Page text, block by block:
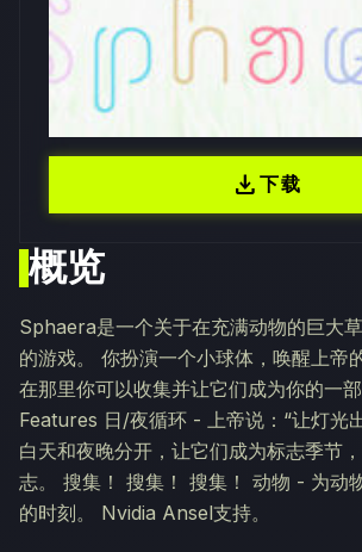
概览
Sphaera是一个关于在充满动物的巨大
的游戏。 你扮演一个小球体，唤醒上帝
在那里你可以收集并让它们成为你的一
Features 日/夜循环 - 上帝说：“让灯光
白天和夜晚分开，让它们成为标志季节
志。 搜集！ 搜集！ 搜集！ 动物 - 为动
的时刻。 Nvidia Ansel支持。
download下载